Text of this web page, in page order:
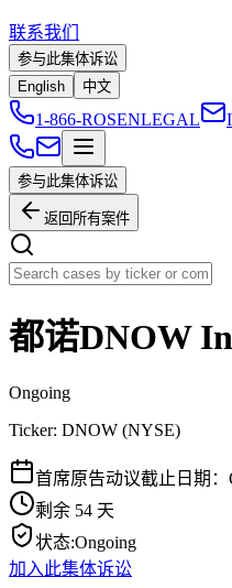
联系我们
参与此集体诉讼
English
中文
1-866-ROSENLEGAL
参与此集体诉讼
返回所有案件
都诺DNOW
Ongoing
Ticker: DNOW (NYSE)
首席原告动议截止日期：
剩余 54 天
状态:Ongoing
加入此集体诉讼